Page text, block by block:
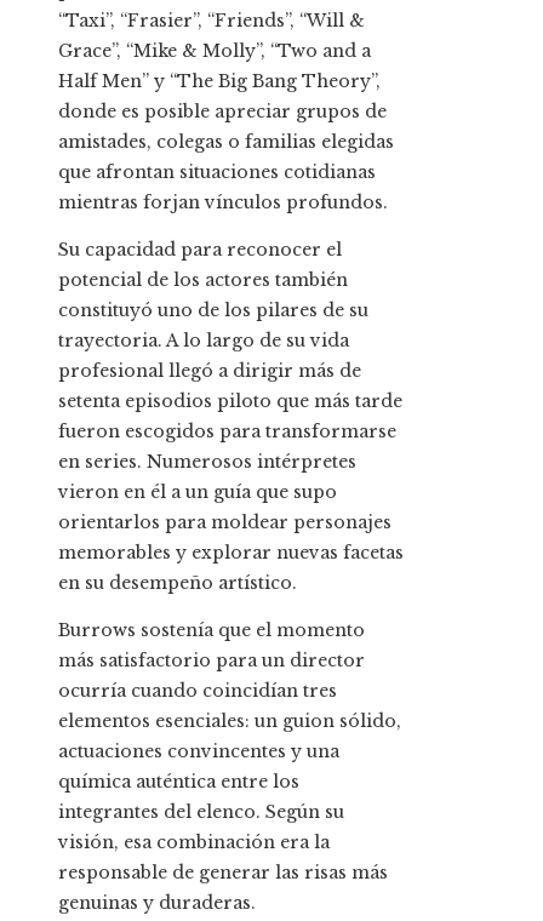
“Taxi”, “Frasier”, “Friends”, “Will &
Grace”, “Mike & Molly”, “Two and a
Half Men” y “The Big Bang Theory”,
donde es posible apreciar grupos de
amistades, colegas o familias elegidas
que afrontan situaciones cotidianas
mientras forjan vínculos profundos.
Su capacidad para reconocer el
potencial de los actores también
constituyó uno de los pilares de su
trayectoria. A lo largo de su vida
profesional llegó a dirigir más de
setenta episodios piloto que más tarde
fueron escogidos para transformarse
en series. Numerosos intérpretes
vieron en él a un guía que supo
orientarlos para moldear personajes
memorables y explorar nuevas facetas
en su desempeño artístico.
Burrows sostenía que el momento
más satisfactorio para un director
ocurría cuando coincidían tres
elementos esenciales: un guion sólido,
actuaciones convincentes y una
química auténtica entre los
integrantes del elenco. Según su
visión, esa combinación era la
responsable de generar las risas más
genuinas y duraderas.